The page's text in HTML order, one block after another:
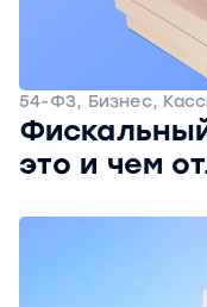
54-ФЗ, Бизнес,
это и чем